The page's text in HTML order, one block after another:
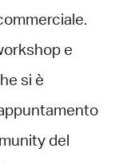
e
si è
del